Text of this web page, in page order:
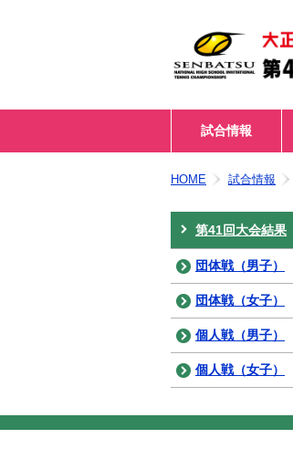
試合情報
HOME 試合情報
第41回大会結果
団体戦（男子）
団体戦（女子）
個人戦（男子）
個人戦（女子）